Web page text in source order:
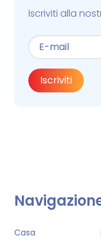
Iscriviti alla
Iscriviti
Casa